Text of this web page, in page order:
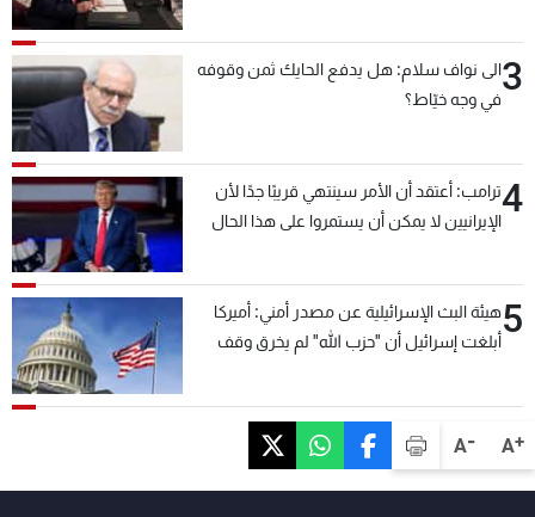
A+
A-
3الى نواف سلام: هل يدفع الحايك ثمن وقوفه
في وجه خيّاط؟
4ترامب: أعتقد أن الأمر سينتهي قريبًا جدًا لأن
الإيرانيين لا يمكن أن يستمروا على هذا الحال
5هيئة البث الإسرائيلية عن مصدر أمني: أميركا
أبلغت إسرائيل أن "حزب الله" لم يخرق وقف
عدم التصعيد خشية أن يؤثر ذلك على مفاوضات